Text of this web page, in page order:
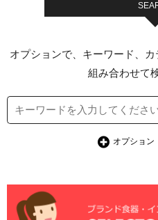
オプションで、キーワード、
組み合わせて
オプション